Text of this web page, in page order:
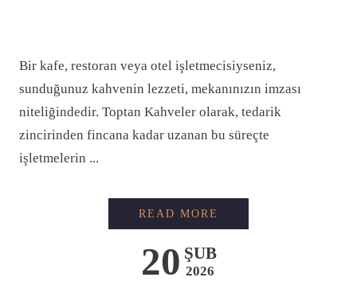
Bir kafe, restoran veya otel işletmecisiyseniz,
sunduğunuz kahvenin lezzeti, mekanınızın imzası
niteliğindedir. Toptan Kahveler olarak, tedarik
zincirinden fincana kadar uzanan bu süreçte
işletmelerin ...
20 ŞUB
2026
READ MORE